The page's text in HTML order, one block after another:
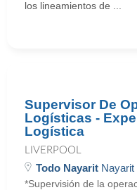
los lineamientos de ...
Supervisor De
Logísticas -
Logística
LIVERPOOL
Todo Nayarit Nayarit
*Supervisión de la